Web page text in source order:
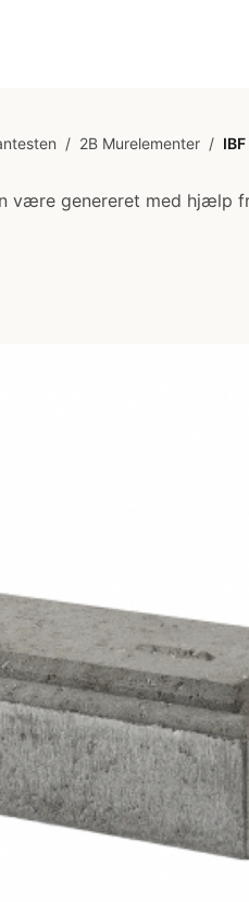
/ 2B Murelementer /
være genereret med hjælp